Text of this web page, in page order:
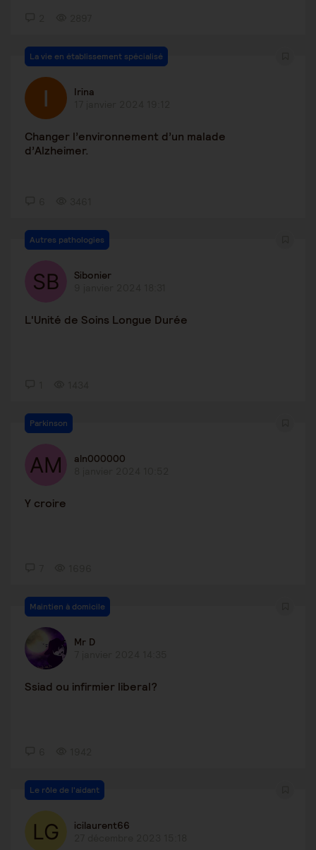
La vie en établissement spécialisé
Irina
Changer l’environnement d’un malade
d’Alzheimer.
Autres pathologies
Sibonier
L'Unité de Soins Longue Durée
Parkinson
aln000000
Y croire
Maintien à domicile
Mr D
Ssiad ou infirmier liberal?
Le rôle de l'aidant
icilaurent66